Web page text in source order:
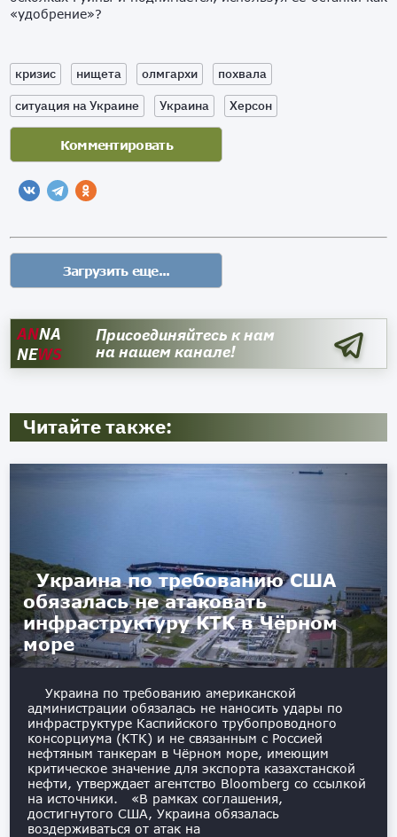
«удобрение»?
кризис нищета олмгархи
похвала
ситуация на Украине
Украина Херсон
ANNA
NEWS
Присоединяйтесь к нам
на нашем канале!
Читайте также:
Украина по требованию США
обязалась не атаковать
инфраструктуру КТК в Чёрном
море
Украина по требованию американской
администрации обязалась не наносить удары по
инфраструктуре Каспийского трубопроводного
консорциума (КТК) и не связанным с Россией
нефтяным танкерам в Чёрном море, имеющим
критическое значение для экспорта казахстанской
нефти, утверждает агентство Bloomberg со ссылкой
на источники. «В рамках соглашения,
достигнутого США, Украина обязалась
воздерживаться от атак на